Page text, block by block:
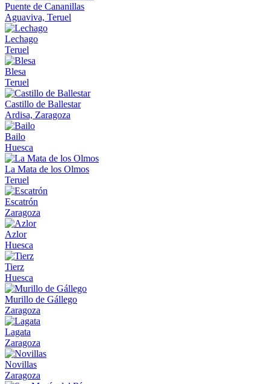
Puente de Cananillas
Aguaviva, Teruel
Lechago
Teruel
Blesa
Teruel
Castillo de Ballestar
Ardisa, Zaragoza
Bailo
Huesca
La Mata de los Olmos
Teruel
Escatrón
Zaragoza
Azlor
Huesca
Tierz
Huesca
Murillo de Gállego
Zaragoza
Lagata
Zaragoza
Novillas
Zaragoza